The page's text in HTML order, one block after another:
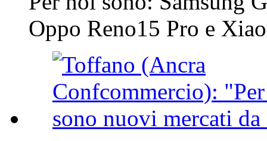
Oppo Reno15 Pro e